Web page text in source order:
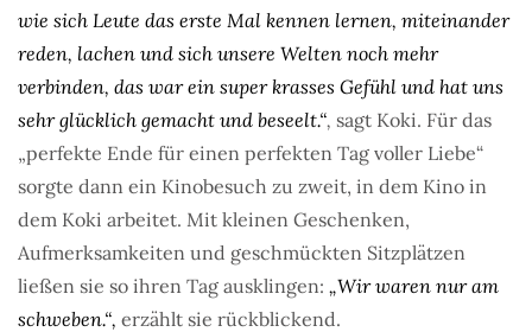
wie sich Leute das erste Mal kennen lernen, miteinander
reden, lachen und sich unsere Welten noch mehr
verbinden, das war ein super krasses Gefühl und hat uns
sehr glücklich gemacht und beseelt.“, sagt Koki. Für das
„perfekte Ende für einen perfekten Tag voller Liebe“
sorgte dann ein Kinobesuch zu zweit, in dem Kino in
dem Koki arbeitet. Mit kleinen Geschenken,
Aufmerksamkeiten und geschmückten Sitzplätzen
ließen sie so ihren Tag ausklingen: „Wir waren nur am
schweben.“, erzählt sie rückblickend.